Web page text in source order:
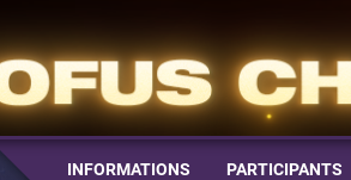
INFORMATIONS PARTICIPANTS